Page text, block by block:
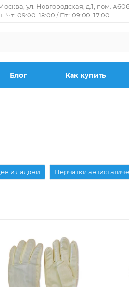
ул. Новгородская, д.1, пом.
Чт.: 09:00–18:00 / Пт.: 09:00–17:00
Блог Как купить
и ладони Перчатки